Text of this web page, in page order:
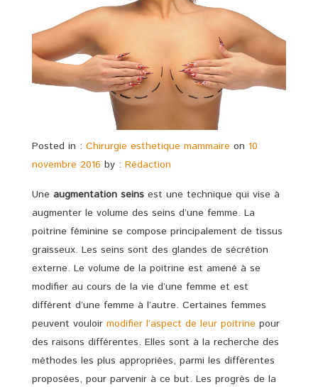
Posted in : Chirurgie esthetique mammaire on 10
novembre 2016 by : Rédaction
Une augmentation seins est une technique qui vise à
augmenter le volume des seins d’une femme. La
poitrine féminine se compose principalement de tissus
graisseux. Les seins sont des glandes de sécrétion
externe. Le volume de la poitrine est amené à se
modifier au cours de la vie d’une femme et est
différent d’une femme à l’autre. Certaines femmes
peuvent vouloir modifier l’aspect de leur poitrine pour
des raisons différentes. Elles sont à la recherche des
méthodes les plus appropriées, parmi les différentes
proposées, pour parvenir à ce but. Les progrès de la